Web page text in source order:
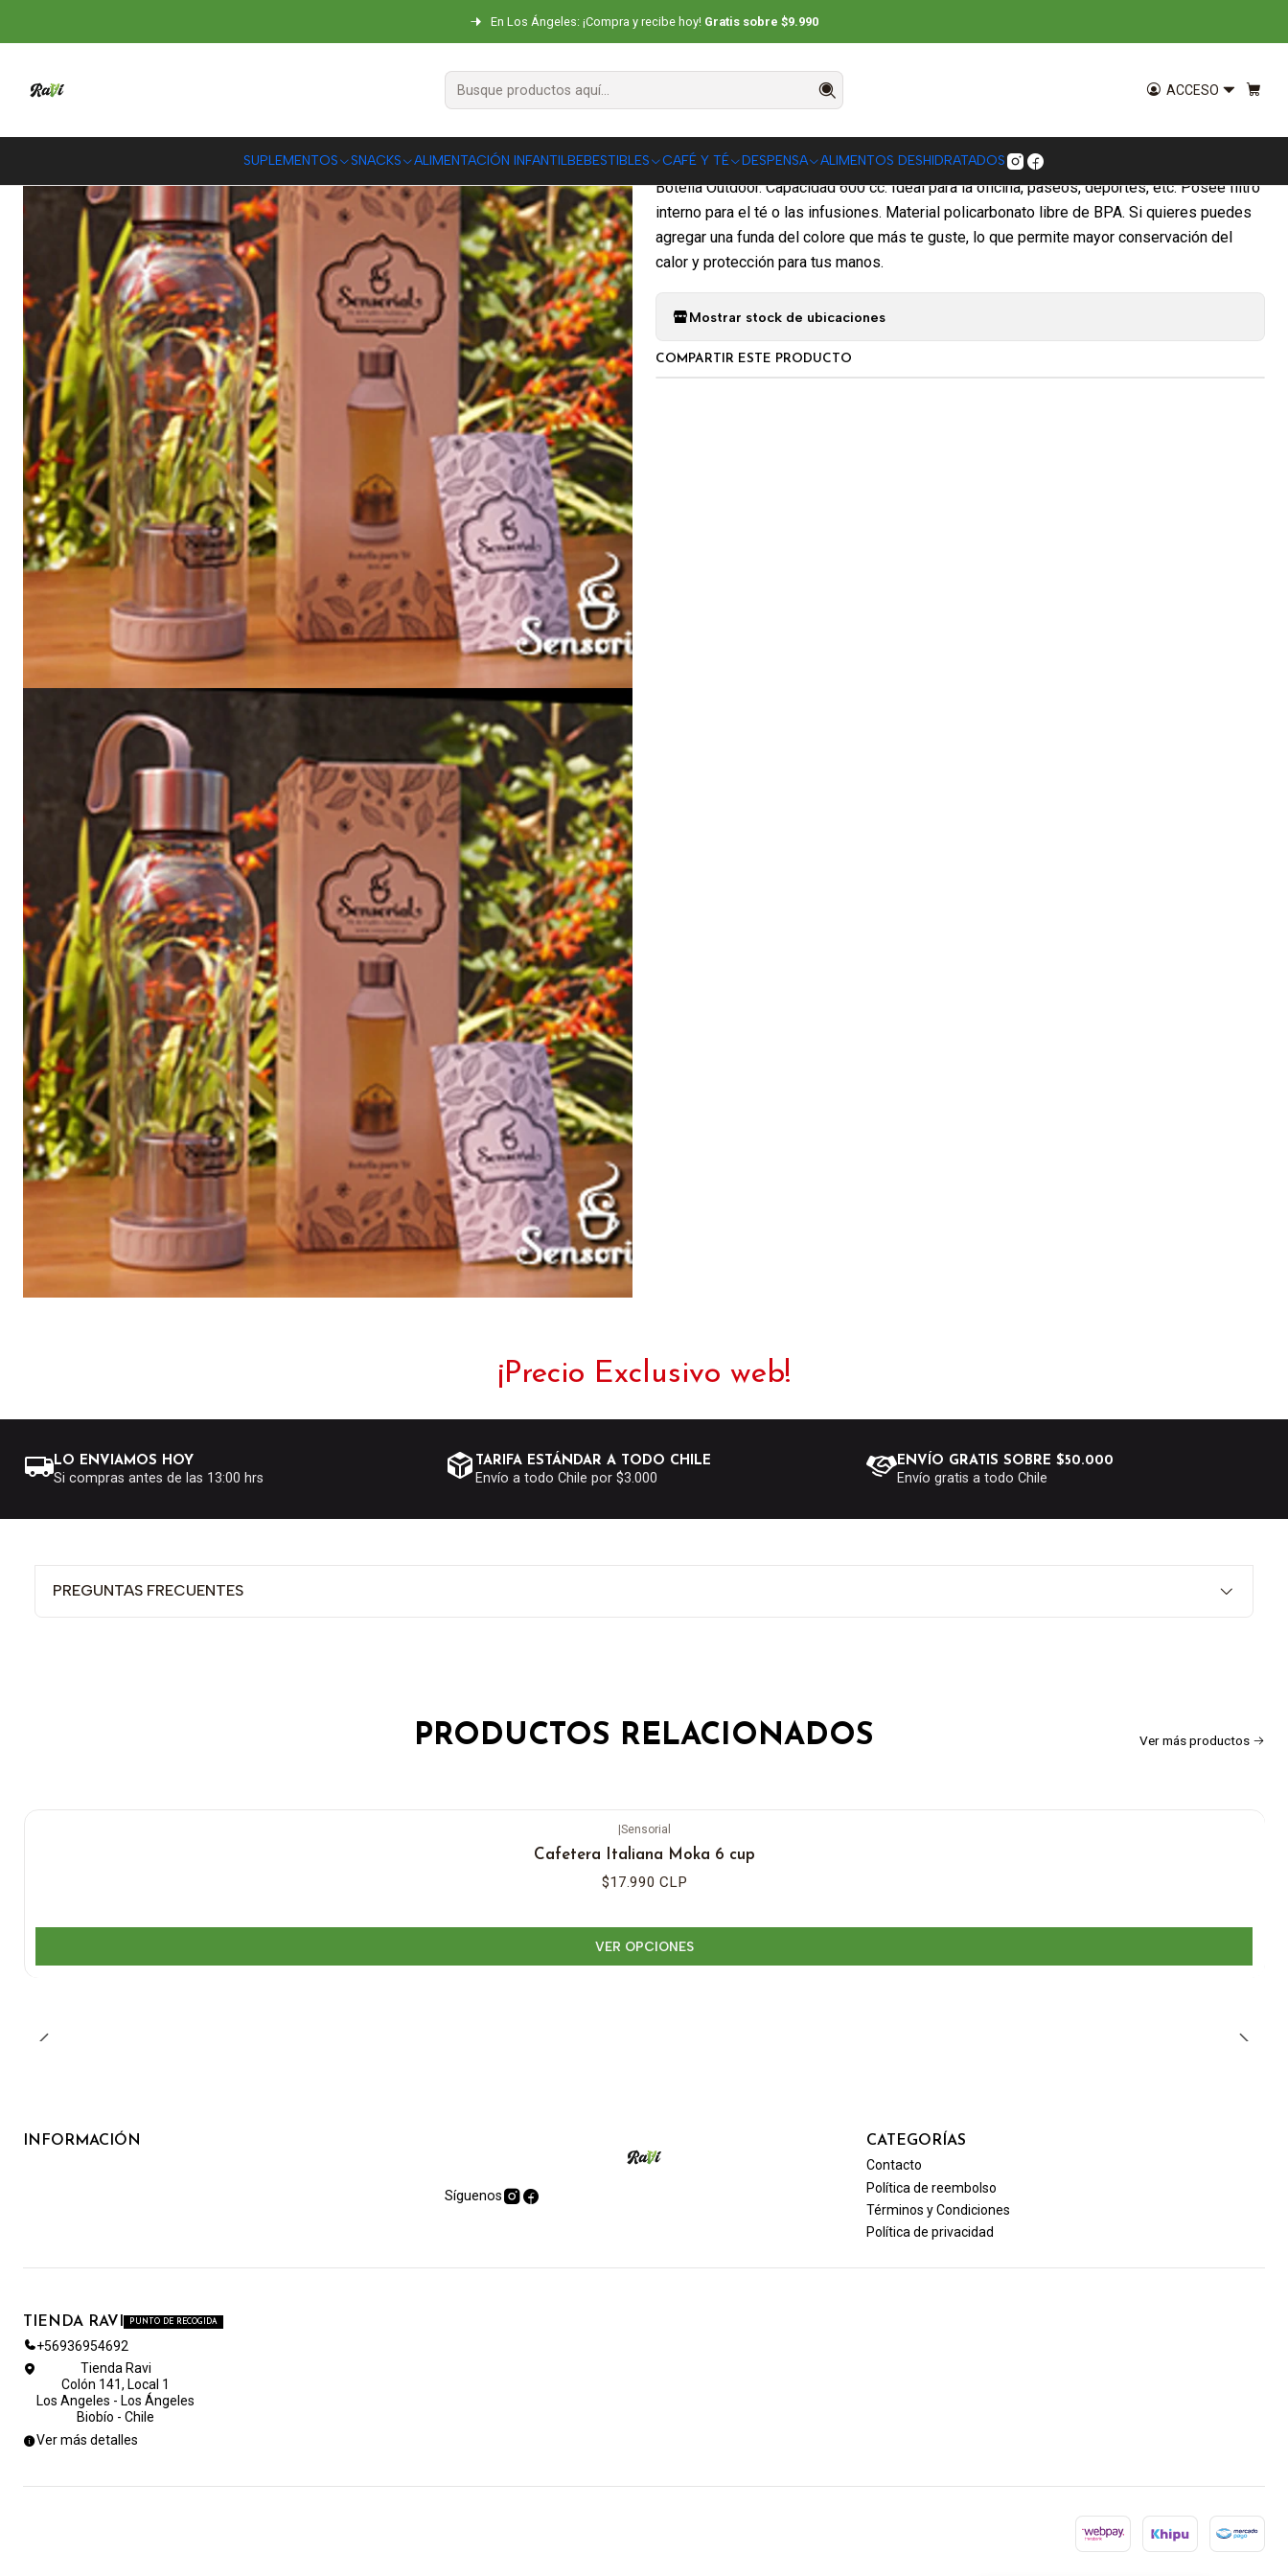
ACCESO
SUPLEMENTOS SNACKS ALIMENTACIÓN INFANTILBEBESTIBLES CAFÉ Y TÉ DESPENSA ALIMENTOS DESHIDRATADOS
En Los Ángeles: ¡Compra y recibe hoy! Gratis sobre $9.990
Inicio CAFÉ Y TÉ Accesorios Botella Outdoor 600 cc
Botella Outdoor 600 cc
DESCRIPCIÓN
Botella Outdoor. Capacidad 600 cc. Ideal para la oficina, paseos, deportes, etc. Posee filtro
interno para el té o las infusiones. Material policarbonato libre de BPA. Si quieres puedes
agregar una funda del colore que más te guste, lo que permite mayor conservación del
calor y protección para tus manos.
Mostrar stock de ubicaciones
COMPARTIR ESTE PRODUCTO
¡Precio Exclusivo web!
LO ENVIAMOS HOY
Si compras antes de las 13:00 hrs
TARIFA ESTÁNDAR A TODO CHILE
Envío a todo Chile por $3.000
ENVÍO GRATIS SOBRE $50.000
Envío gratis a todo Chile
PREGUNTAS FRECUENTES
PRODUCTOS RELACIONADOS Ver más productos
|Sensorial
Cafetera Italiana Moka 6 cup
$17.990 CLP
VER OPCIONES
INFORMACIÓN
Síguenos
CATEGORÍAS
Contacto
Política de reembolso
Términos y Condiciones
Política de privacidad
TIENDA RAVI PUNTO DE RECOGIDA
+56936954692
Tienda Ravi
Colón 141, Local 1
Los Angeles - Los Ángeles
Biobío - Chile
Ver más detalles